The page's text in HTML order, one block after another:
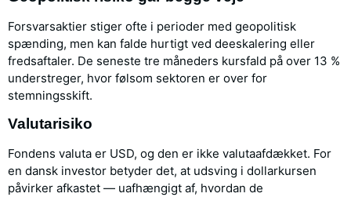
Forsvarsaktier stiger ofte i perioder med geopolitisk
spænding, men kan falde hurtigt ved deeskalering eller
fredsaftaler. De seneste tre måneders kursfald på over 13 %
understreger, hvor følsom sektoren er over for
stemningsskift.
Valutarisiko
Fondens valuta er USD, og den er ikke valutaafdækket. For
en dansk investor betyder det, at udsving i dollarkursen
påvirker afkastet — uafhængigt af, hvordan de